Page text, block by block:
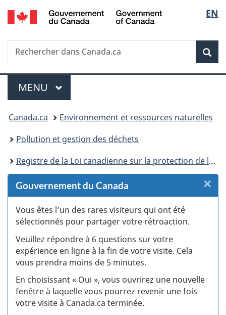
Passer
au
des
Passer
au
principal
Passer
à
Au
du
Passer
à
version
simplifiée
de
la
EN
Recherche
Rechercher
dans
Menu
MENU PRINCIPAL
Vous
êtes
ici :
Canada.ca
Environnement et ressources naturelles
Pollution et gestion des déchets
Registre de la Loi canadienne sur la protection de l’environnement
Gouvernement du Canada
Vous êtes l’un des rares visiteurs qui ont été
sélectionnés pour partager votre rétroaction.
Veuillez répondre à 6 questions sur votre
expérience en ligne à la fin de votre visite. Cela
vous prendra moins de 5 minutes.
En choisissant « Oui », vous ouvrirez une nouvelle
fenêtre à laquelle vous pourrez revenir une fois
votre visite à Canada.ca terminée.
×